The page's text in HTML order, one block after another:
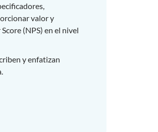
valor y
(NPS) en el nivel
y enfatizan